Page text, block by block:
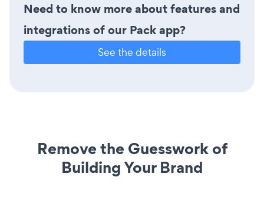
Need to know more about features and
integrations of our Pack app?
See the details
Remove the Guesswork of
Building Your Brand